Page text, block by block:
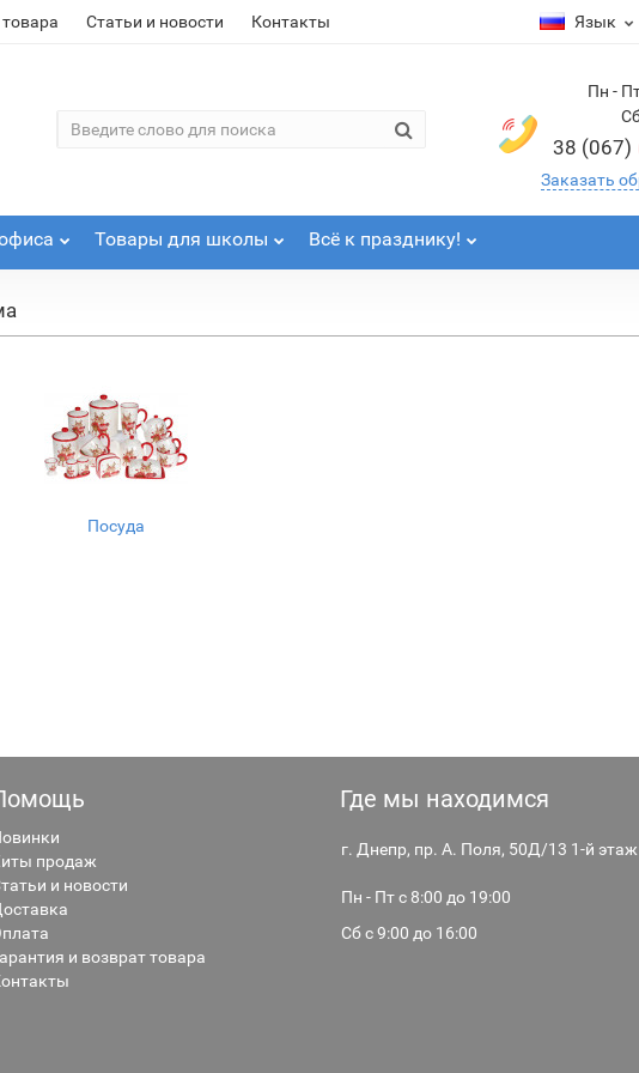
Статьи и новости Контакты Язык
Пн -
38 (067)
Заказать
Товары для школы Всё к празднику!
Посуда
продаж
и новости
и возврат товара
Где мы находимся
г. Днепр, пр. А. Поля, 50Д/13 1-й этаж
Пн - Пт с 8:00 до 19:00
Сб с 9:00 до 16:00